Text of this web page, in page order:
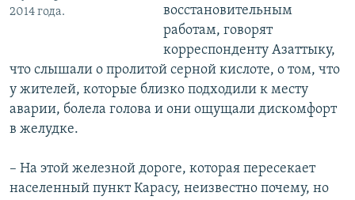
2014 года.
восстановительным
работам, говорят
корреспонденту Азаттыку,
что слышали о пролитой серной кислоте, о том, что
у жителей, которые близко подходили к месту
аварии, болела голова и они ощущали дискомфорт
в желудке.
– На этой железной дороге, которая пересекает
населенный пункт Карасу, неизвестно почему, но